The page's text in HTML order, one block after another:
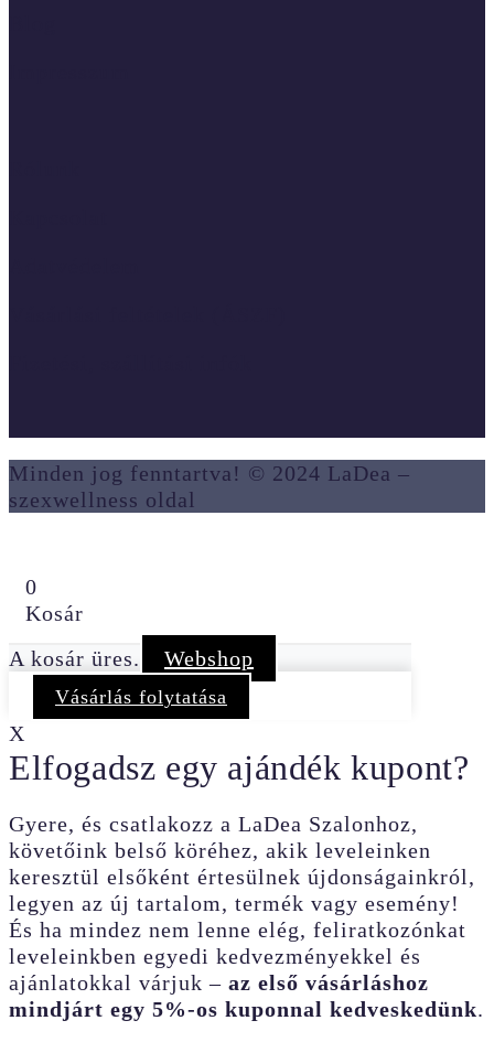
Minden jog fenntartva! © 2024 LaDea –
szexwellness oldal
0
Kosár
A kosár üres.
Webshop
Vásárlás folytatása
X
Elfogadsz egy ajándék kupont?
Gyere, és csatlakozz a LaDea Szalonhoz,
követőink belső köréhez, akik leveleinken
keresztül elsőként értesülnek újdonságainkról,
legyen az új tartalom, termék vagy esemény!
És ha mindez nem lenne elég, feliratkozónkat
leveleinkben egyedi kedvezményekkel és
ajánlatokkal várjuk – az első vásárláshoz
mindjárt egy 5%-os kuponnal kedveskedünk.